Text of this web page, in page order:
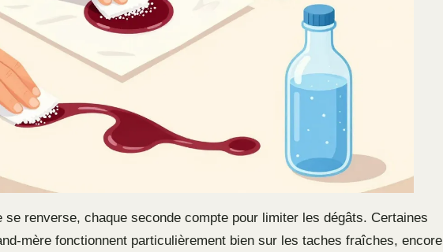
se renverse, chaque seconde compte pour limiter les dégâts. Certaines
mère fonctionnent particulièrement bien sur les taches fraîches, encore